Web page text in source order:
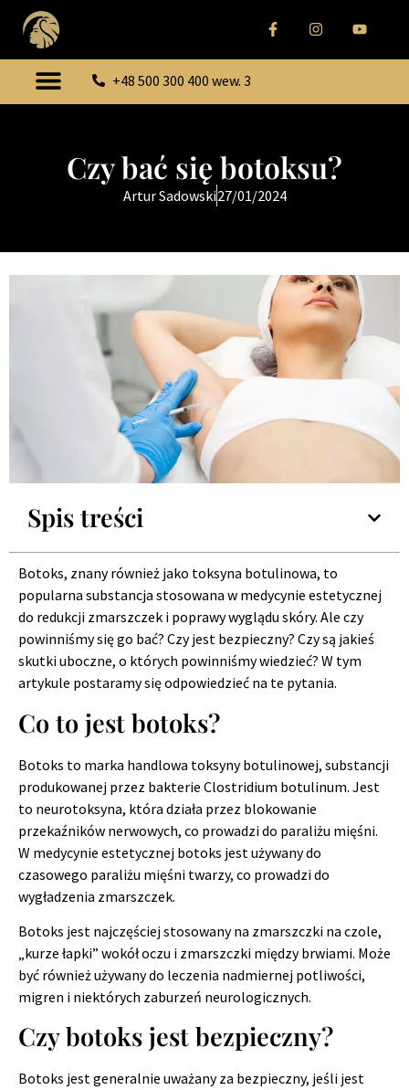
+48 500 300 400 wew. 3
Czy bać się botoksu?
Artur Sadowski27/01/2024
Spis treści
Botoks, znany również jako toksyna botulinowa, to
popularna substancja stosowana w medycynie estetycznej
do redukcji zmarszczek i poprawy wyglądu skóry. Ale czy
powinniśmy się go bać? Czy jest bezpieczny? Czy są jakieś
skutki uboczne, o których powinniśmy wiedzieć? W tym
artykule postaramy się odpowiedzieć na te pytania.
Co to jest botoks?
Botoks to marka handlowa toksyny botulinowej, substancji
produkowanej przez bakterie Clostridium botulinum. Jest
to neurotoksyna, która działa przez blokowanie
przekaźników nerwowych, co prowadzi do paraliżu mięśni.
W medycynie estetycznej botoks jest używany do
czasowego paraliżu mięśni twarzy, co prowadzi do
wygładzenia zmarszczek.
Botoks jest najczęściej stosowany na zmarszczki na czole,
„kurze łapki” wokół oczu i zmarszczki między brwiami. Może
być również używany do leczenia nadmiernej potliwości,
migren i niektórych zaburzeń neurologicznych.
Czy botoks jest bezpieczny?
Botoks jest generalnie uważany za bezpieczny, jeśli jest